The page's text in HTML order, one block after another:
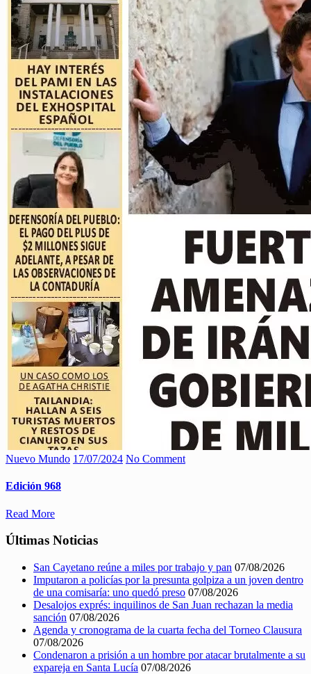
Nuevo Mundo 17/07/2024 No Comment
Edición 968
Read More
Últimas Noticias
San Cayetano reúne a miles por trabajo y pan 07/08/2026
Imputaron a policías por la presunta golpiza a un joven dentro
de una comisaría: uno quedó preso 07/08/2026
Desalojos exprés: inquilinos de San Juan rechazan la media
sanción 07/08/2026
Agenda y cronograma de la cuarta fecha del Torneo Clausura
07/08/2026
Condenaron a prisión a un hombre por atacar brutalmente a su
expareja en Santa Lucía 07/08/2026